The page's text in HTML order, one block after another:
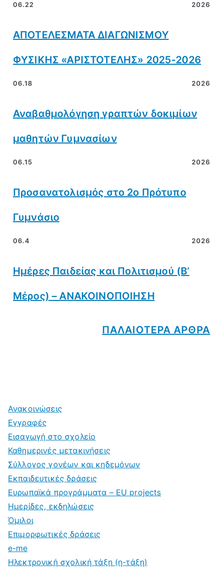
06.22 2026
ΑΠΟΤΕΛΕΣΜΑΤΑ ΔΙΑΓΩΝΙΣΜΟΥ
ΦΥΣΙΚΗΣ «ΑΡΙΣΤΟΤΕΛΗΣ» 2025-2026
06.18 2026
Αναβαθμολόγηση γραπτών δοκιμίων
μαθητών Γυμνασίων
06.15 2026
Προσανατολισμός στο 2ο Πρότυπο
Γυμνάσιο
06.4 2026
Ημέρες Παιδείας και Πολιτισμού (Β’
Μέρος) – ΑΝΑΚΟΙΝΟΠΟΙΗΣΗ
ΠΑΛΑΙΟΤΕΡΑ ΑΡΘΡΑ
Ανακοινώσεις
Εγγραφές
Εισαγωγή στο σχολείο
Καθημερινές μετακινήσεις
Σύλλογος γονέων και κηδεμόνων
Εκπαιδευτικές δράσεις
Ευρωπαϊκά προγράμματα – EU projects
Ημερίδες, εκδηλώσεις
Όμιλοι
Επιμορφωτικές δράσεις
e-me
Ηλεκτρονική σχολική τάξη (η-τάξη)